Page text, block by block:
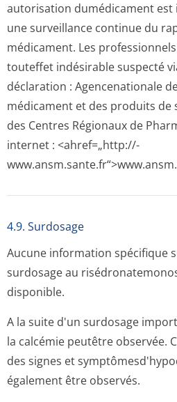
autorisation dumédicament
une surveillance continue du
médicament. Les
touteffet indésirable suspecté
déclaration : Agencenationale
médicament et des produits de
des Centres Régionaux de
internet : <ahref=„http://­
4.9. Surdosage
Aucune information spécifique
surdosage au
disponible.
A la suite d'un surdosage
la calcémie peutêtre observée.
des signes et
également être observés.